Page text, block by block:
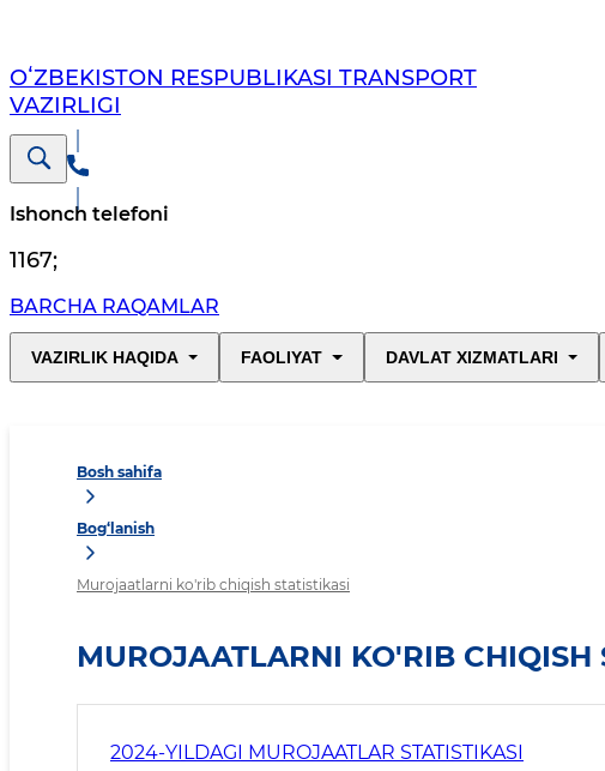
OʻZBEKISTON RESPUBLIKASI TRANSPORT
VAZIRLIGI
Ishonch telefoni
1167;
BARCHA RAQAMLAR
VAZIRLIK HAQIDA FAOLIYAT DAVLAT XIZMATLARI
Bosh sahifa
Bog‘lanish
Murojaatlarni ko'rib chiqish statistikasi
MUROJAATLARNI KO'RIB CHIQISH
2024-YILDAGI MUROJAATLAR STATISTIKASI